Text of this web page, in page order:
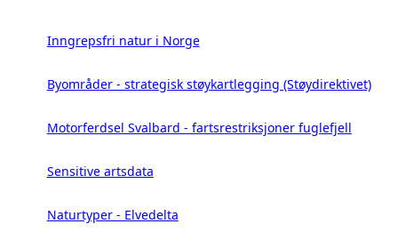
Inngrepsfri natur i Norge
Byområder - strategisk støykartlegging (Støydirektivet)
Motorferdsel Svalbard - fartsrestriksjoner fuglefjell
Sensitive artsdata
Naturtyper - Elvedelta